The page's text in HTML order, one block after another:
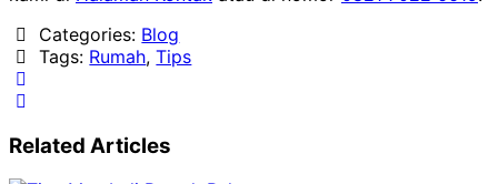
Categories: Blog
Tags: Rumah,Tips
Related Articles